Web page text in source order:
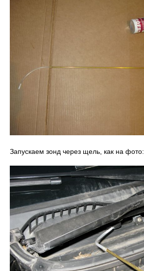
Запускаем зонд через щель, как на фото: